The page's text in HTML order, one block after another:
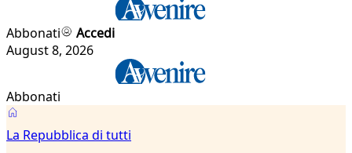
Abbonati
Accedi
August 8, 2026
Abbonati
La Repubblica di tutti